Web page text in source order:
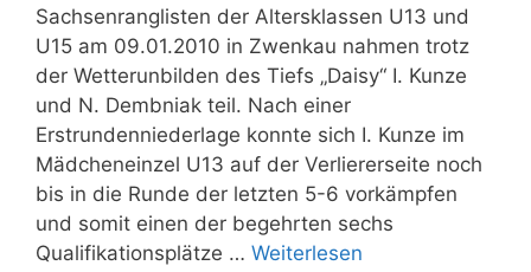
Sachsenranglisten der Altersklassen U13 und
U15 am 09.01.2010 in Zwenkau nahmen trotz
der Wetterunbilden des Tiefs „Daisy“ I. Kunze
und N. Dembniak teil. Nach einer
Erstrundenniederlage konnte sich I. Kunze im
Mädcheneinzel U13 auf der Verliererseite noch
bis in die Runde der letzten 5-6 vorkämpfen
und somit einen der begehrten sechs
Qualifikationsplätze … Weiterlesen